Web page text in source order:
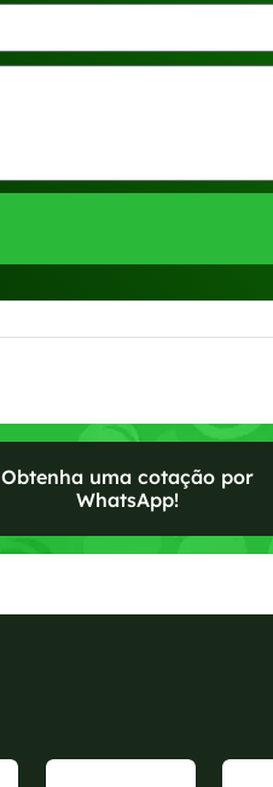
Obtenha uma cotação por
WhatsApp!